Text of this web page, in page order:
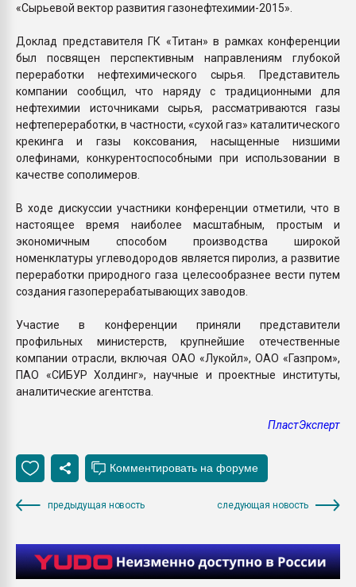
«Сырьевой вектор развития газонефтехимии-2015».
Доклад представителя ГК «Титан» в рамках конференции
был посвящен перспективным направлениям глубокой
переработки нефтехимического сырья. Представитель
компании сообщил, что наряду с традиционными для
нефтехимии источниками сырья, рассматриваются газы
нефтепереработки, в частности, «сухой газ» каталитического
крекинга и газы коксования, насыщенные низшими
олефинами, конкурентоспособными при использовании в
качестве сополимеров.
В ходе дискуссии участники конференции отметили, что в
настоящее время наиболее масштабным, простым и
экономичным способом производства широкой
номенклатуры углеводородов является пиролиз, а развитие
переработки природного газа целесообразнее вести путем
создания газоперерабатывающих заводов.
Участие в конференции приняли представители
профильных министерств, крупнейшие отечественные
компании отрасли, включая ОАО «Лукойл», ОАО «Газпром»,
ПАО «СИБУР Холдинг», научные и проектные институты,
аналитические агентства.
ПластЭксперт
предыдущая новость следующая новость